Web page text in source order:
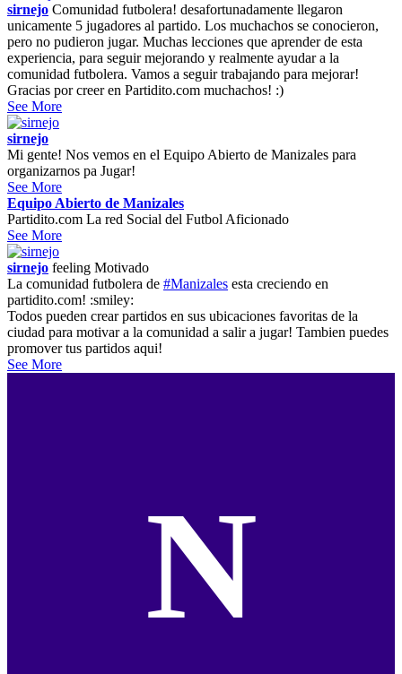
sirnejo Comunidad futbolera! desafortunadamente llegaron
unicamente 5 jugadores al partido. Los muchachos se conocieron,
pero no pudieron jugar. Muchas lecciones que aprender de esta
experiencia, para seguir mejorando y realmente ayudar a la
comunidad futbolera. Vamos a seguir trabajando para mejorar!
Gracias por creer en Partidito.com muchachos! :)
See More
sirnejo
Mi gente! Nos vemos en el Equipo Abierto de Manizales para
organizarnos pa Jugar!
See More
Equipo Abierto de Manizales
Partidito.com La red Social del Futbol Aficionado
See More
sirnejo feeling Motivado
La comunidad futbolera de #Manizales esta creciendo en
partidito.com! :smiley:
Todos pueden crear partidos en sus ubicaciones favoritas de la
ciudad para motivar a la comunidad a salir a jugar! Tambien puedes
promover tus partidos aqui!
See More
N